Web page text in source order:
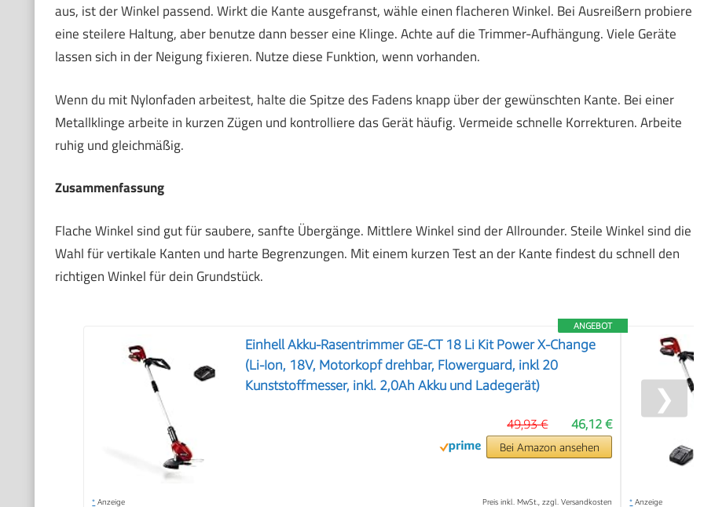
aus, ist der Winkel passend. Wirkt die Kante ausgefranst, wähle einen flacheren Winkel. Bei Ausreißern probiere
eine steilere Haltung, aber benutze dann besser eine Klinge. Achte auf die Trimmer-Aufhängung. Viele Geräte
lassen sich in der Neigung fixieren. Nutze diese Funktion, wenn vorhanden.
Wenn du mit Nylonfaden arbeitest, halte die Spitze des Fadens knapp über der gewünschten Kante. Bei einer
Metallklinge arbeite in kurzen Zügen und kontrolliere das Gerät häufig. Vermeide schnelle Korrekturen. Arbeite
ruhig und gleichmäßig.
Zusammenfassung
Flache Winkel sind gut für saubere, sanfte Übergänge. Mittlere Winkel sind der Allrounder. Steile Winkel sind die
Wahl für vertikale Kanten und harte Begrenzungen. Mit einem kurzen Test an der Kante findest du schnell den
richtigen Winkel für dein Grundstück.
ANGEBOT
Einhell Akku-Rasentrimmer GE-CT 18 Li Kit Power X-Change
(Li-Ion, 18V, Motorkopf drehbar, Flowerguard, inkl 20
Kunststoffmesser, inkl. 2,0Ah Akku und Ladegerät)
46,12 €
49,93 €
Bei Amazon ansehen
* Anzeige Preis inkl. MwSt., zzgl. Versandkosten * Anzeige
❯